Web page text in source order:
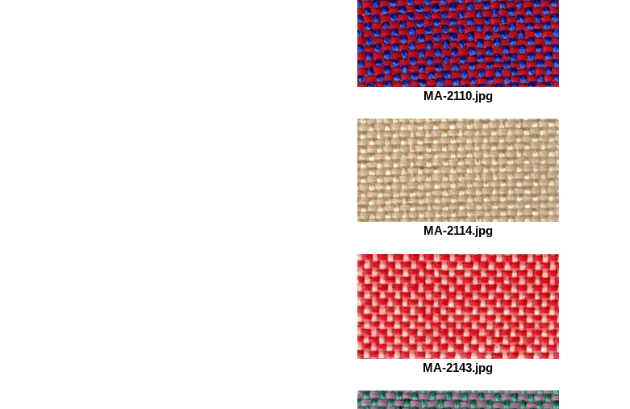
MA-2110.jpg
MA-2114.jpg
MA-2143.jpg